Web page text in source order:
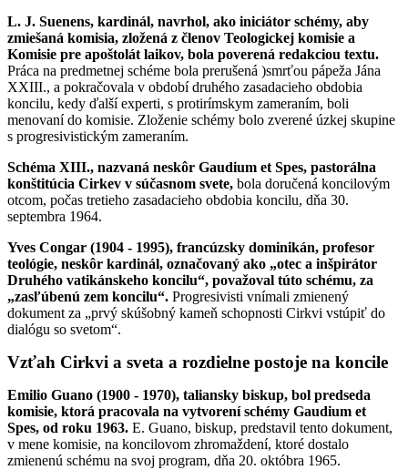
L. J. Suenens, kardinál, navrhol, ako iniciátor schémy, aby
zmiešaná komisia, zložená z členov Teologickej komisie a
Komisie pre apoštolát laikov, bola poverená redakciou textu.
Práca na predmetnej schéme bola prerušená )smrťou pápeža Jána
XXIII., a pokračovala v období druhého zasadacieho obdobia
koncilu, kedy ďalší experti, s protirímskym zameraním, boli
menovaní do komisie. Zloženie schémy bolo zverené úzkej skupine
s progresivistickým zameraním.
Schéma XIII., nazvaná neskôr Gaudium et Spes, pastorálna
konštitúcia Cirkev v súčasnom svete, bola doručená koncilovým
otcom, počas tretieho zasadacieho obdobia koncilu, dňa 30.
septembra 1964.
Yves Congar (1904 - 1995), francúzsky dominikán, profesor
teológie, neskôr kardinál, označovaný ako „otec a inšpirátor
Druhého vatikánskeho koncilu“, považoval túto schému, za
„zasľúbenú zem koncilu“. Progresivisti vnímali zmienený
dokument za „prvý skúšobný kameň schopnosti Cirkvi vstúpiť do
dialógu so svetom“.
Vzťah Cirkvi a sveta a rozdielne postoje na koncile
Emilio Guano (1900 - 1970), taliansky biskup, bol predseda
komisie, ktorá pracovala na vytvorení schémy Gaudium et
Spes, od roku 1963. E. Guano, biskup, predstavil tento dokument,
v mene komisie, na koncilovom zhromaždení, ktoré dostalo
zmienenú schému na svoj program, dňa 20. októbra 1965.